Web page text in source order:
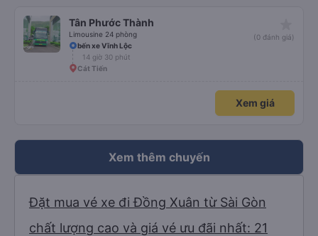
Tân Phước Thành
Limousine 24 phòng
(0 đánh giá)
bến xe Vĩnh Lộc
14 giờ 30 phút
Cát Tiến
Xem giá
Xem thêm chuyến
Đặt mua vé xe đi Đồng Xuân từ Sài Gòn
chất lượng cao và giá vé ưu đãi nhất: 21